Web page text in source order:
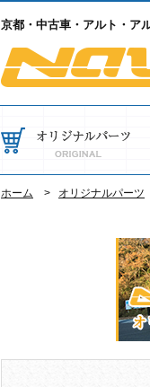
京都・中古車・アルト・ア
ホーム オリジナルパーツ